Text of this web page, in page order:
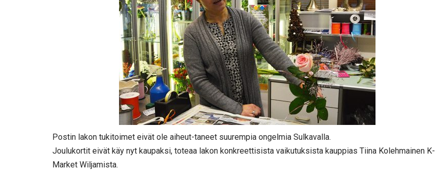
Postin lakon tukitoimet eivät ole aiheut-taneet suurempia ongelmia Sulkavalla.
Joulukortit eivät käy nyt kaupaksi, toteaa lakon konkreettisista vaikutuksista kauppias Tiina Kolehmainen K-
Market Wiljamista.